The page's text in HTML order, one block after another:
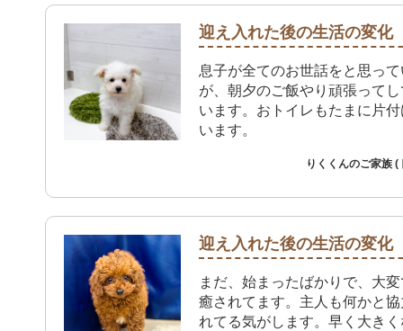
迎え入れた後の生活の変化
息子が全てのお世話をと思っ
が、朝夕のご飯やり頑張って
います。おトイレもたまに片
います。
りくくんのご家族 (
迎え入れた後の生活の変化
まだ、始まったばかりで、大
癒されてます。主人も何かと
れてる気がします。早く大き